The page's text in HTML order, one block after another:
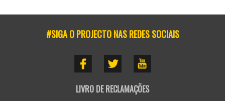
#SIGA O PROJECTO NAS REDES SOCIAIS
LIVRO DE RECLAMAÇÕES